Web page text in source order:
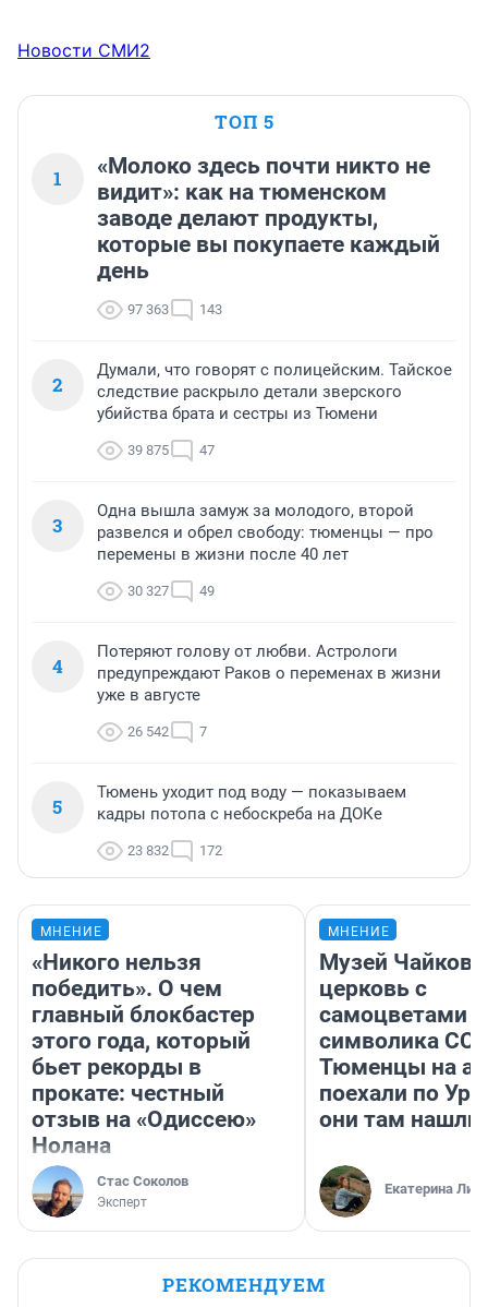
Новости СМИ2
ТОП 5
1
«Молоко здесь почти никто не
видит»: как на тюменском
заводе делают продукты,
которые вы покупаете каждый
день
97 363 143
2
Думали, что говорят с полицейским. Тайское
следствие раскрыло детали зверского
убийства брата и сестры из Тюмени
39 875 47
3
Одна вышла замуж за молодого, второй
развелся и обрел свободу: тюменцы — про
перемены в жизни после 40 лет
30 327 49
4
Потеряют голову от любви. Астрологи
предупреждают Раков о переменах в жизни
уже в августе
26 542 7
5
Тюмень уходит под воду — показываем
кадры потопа с небоскреба на ДОКе
23 832 172
МНЕНИЕ
«Никого нельзя
победить». О чем
главный блокбастер
этого года, который
бьет рекорды в
прокате: честный
отзыв на «Одиссею»
Нолана
Стас Соколов
Эксперт
МНЕНИЕ
Музей
церковь с
самоцветами
символика
Тюменцы на
поехали по
они там нашли
Екатерина
РЕКОМЕНДУЕМ